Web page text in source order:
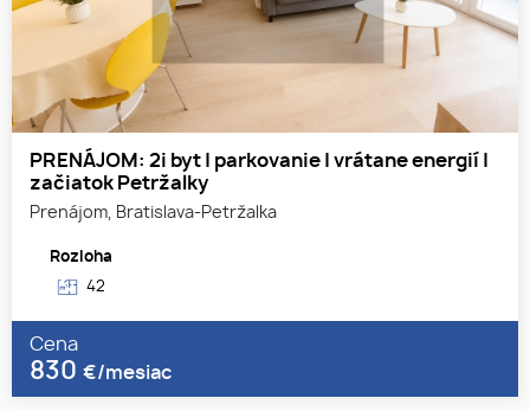
PRENÁJOM: 2i byt | parkovanie | vrátane energií |
začiatok Petržalky
Prenájom, Bratislava-Petržalka
Rozloha
42
Cena
830 €/mesiac